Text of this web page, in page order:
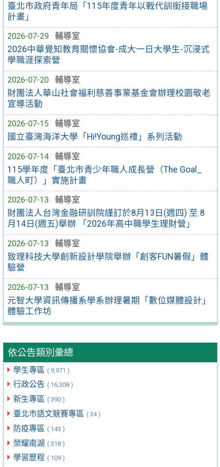
臺北市政府青年局「115年度青年以戰代訓銜接職場
計畫」
2026-07-29
輔導室
2026中華覺知教育關懷協會-成大一日大學生-沉浸式
學職涯探索營
2026-07-20
輔導室
財團法人華山社會福利慈善事業基金會辦理校園敬老
宣導活動
2026-07-15
輔導室
國立臺灣海洋大學「Hi!Young巡禮」系列活動
2026-07-14
輔導室
115學年度「臺北市青少年職人成長營（The Goal_
職人町）」實施計畫
2026-07-13
輔導室
財團法人台灣金融研訓院謹訂於8月13日(週四) 至 8
月14日(週五)舉辦 「2026年高中職學生理財營」
2026-07-13
輔導室
致理科技大學創新設計學院舉辦「創客FUN暑假」體
驗營
2026-07-13
輔導室
元智大學資訊傳播系學系辦理暑期「數位媒體設計」
體驗工作坊
依公告類別彙總
學生專區 ( 9,971 )
行政公告 ( 16,308 )
新生專區 ( 390 )
臺北市語文競賽專區 ( 34 )
防疫專區 ( 143 )
榮耀南湖 ( 318 )
學習歷程 ( 109 )